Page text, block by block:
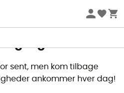
er ikke længere
sent, men kom tilbage
ankommer hver dag!